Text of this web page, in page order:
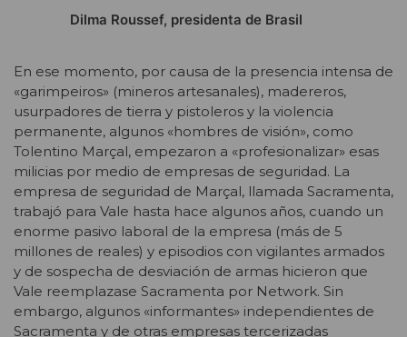
Dilma Roussef, presidenta de Brasil
En ese momento, por causa de la presencia intensa de
«garimpeiros» (mineros artesanales), madereros,
usurpadores de tierra y pistoleros y la violencia
permanente, algunos «hombres de visión», como
Tolentino Marçal, empezaron a «profesionalizar» esas
milicias por medio de empresas de seguridad. La
empresa de seguridad de Marçal, llamada Sacramenta,
trabajó para Vale hasta hace algunos años, cuando un
enorme pasivo laboral de la empresa (más de 5
millones de reales) y episodios con vigilantes armados
y de sospecha de desviación de armas hicieron que
Vale reemplazase Sacramenta por Network. Sin
embargo, algunos «informantes» independientes de
Sacramenta y de otras empresas tercerizadas